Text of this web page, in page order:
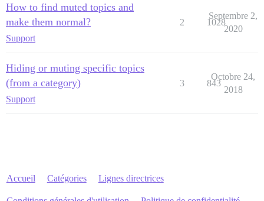
How to find muted topics and
make them normal?
Support
2 1028
Septembre 2,
2020
Hiding or muting specific topics
(from a category)
Support
3 843
Octobre 24,
2018
Accueil Catégories Lignes directrices